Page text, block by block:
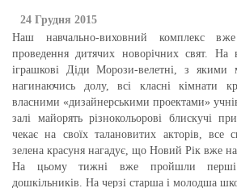
24 Грудня 2015
Наш навчально-виховний комплекс
проведення дитячих новорічних свят. На
іграшкові Діди Морози-велетні, з якими
нагинаючись долу, всі класні кімнати
власними «дизайнерськими проектами»
залі майорять різнокольорові блискучі
чекає на своїх талановитих акторів, все
зелена красуня нагадує, що Новий Рік вже на
На цьому тижні вже пройшли перші
дошкільників. На черзі старша і молодша